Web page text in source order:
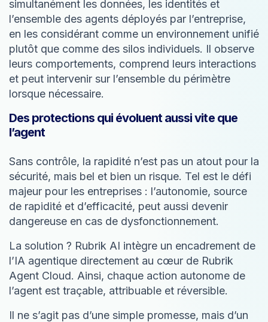
simultanément les données, les identités et
l’ensemble des agents déployés par l’entreprise,
en les considérant comme un environnement unifié
plutôt que comme des silos individuels. Il observe
leurs comportements, comprend leurs interactions
et peut intervenir sur l’ensemble du périmètre
lorsque nécessaire.
Des protections qui évoluent aussi vite que
l’agent
Sans contrôle, la rapidité n’est pas un atout pour la
sécurité, mais bel et bien un risque. Tel est le défi
majeur pour les entreprises : l’autonomie, source
de rapidité et d’efficacité, peut aussi devenir
dangereuse en cas de dysfonctionnement.
La solution ? Rubrik AI intègre un encadrement de
l’IA agentique directement au cœur de Rubrik
Agent Cloud. Ainsi, chaque action autonome de
l’agent est traçable, attribuable et réversible.
Il ne s’agit pas d’une simple promesse, mais d’un